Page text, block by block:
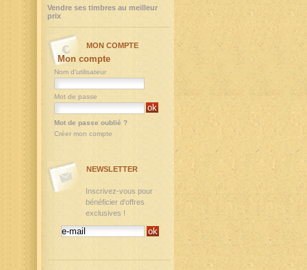
Vendre ses timbres au meilleur
prix
MON COMPTE
Mon compte
Nom d'utilisateur
Mot de passe
Mot de passe oublié ?
Créer mon compte
NEWSLETTER
Inscrivez-vous pour
bénéficier d'offres
exclusives !